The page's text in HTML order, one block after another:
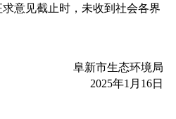
意见截止时，未收到社会各界
阜新市生态环境局
2025年1月16日